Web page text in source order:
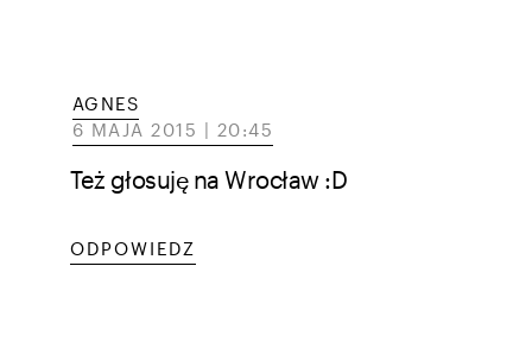
AGNES
6 MAJA 2015 | 20:45
Też głosuję na Wrocław :D
ODPOWIEDZ